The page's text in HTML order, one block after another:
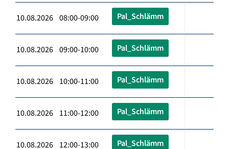
10.08.2026 08:00-09:00 Pal_Schlämm
10.08.2026 09:00-10:00 Pal_Schlämm
10.08.2026 10:00-11:00 Pal_Schlämm
10.08.2026 11:00-12:00 Pal_Schlämm
10.08.2026 12:00-13:00 Pal_Schlämm